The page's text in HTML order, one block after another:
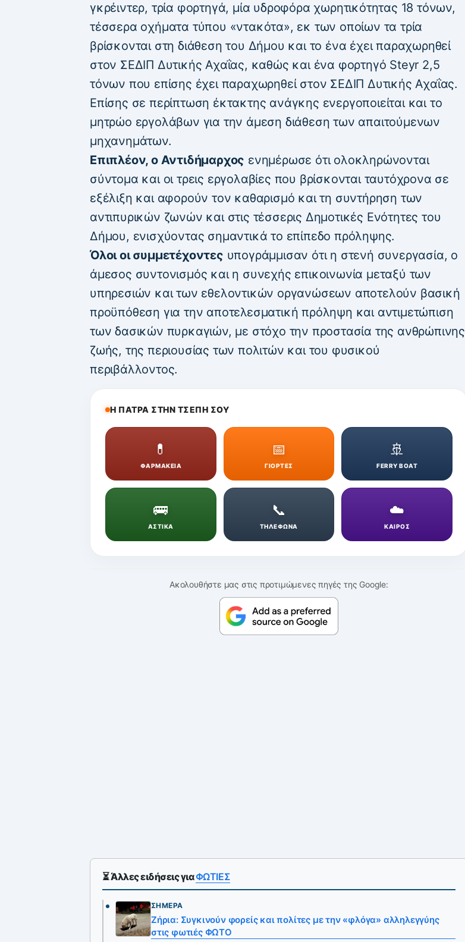
γκρέιντερ, τρία φορτηγά, μία υδροφόρα χωρητικότητας 18 τόνων,
τέσσερα οχήματα τύπου «ντακότα», εκ των οποίων τα τρία
βρίσκονται στη διάθεση του Δήμου και το ένα έχει παραχωρηθεί
στον ΣΕΔΙΠ Δυτικής Αχαΐας, καθώς και ένα φορτηγό Steyr 2,5
τόνων που επίσης έχει παραχωρηθεί στον ΣΕΔΙΠ Δυτικής Αχαΐας.
Επίσης σε περίπτωση έκτακτης ανάγκης ενεργοποιείται και το
μητρώο εργολάβων για την άμεση διάθεση των απαιτούμενων
μηχανημάτων.
Επιπλέον, ο Αντιδήμαρχος ενημέρωσε ότι ολοκληρώνονται
σύντομα και οι τρεις εργολαβίες που βρίσκονται ταυτόχρονα σε
εξέλιξη και αφορούν τον καθαρισμό και τη συντήρηση των
αντιπυρικών ζωνών και στις τέσσερις Δημοτικές Ενότητες του
Δήμου, ενισχύοντας σημαντικά το επίπεδο πρόληψης.
Όλοι οι συμμετέχοντες υπογράμμισαν ότι η στενή συνεργασία, ο
άμεσος συντονισμός και η συνεχής επικοινωνία μεταξύ των
υπηρεσιών και των εθελοντικών οργανώσεων αποτελούν βασική
προϋπόθεση για την αποτελεσματική πρόληψη και αντιμετώπιση
των δασικών πυρκαγιών, με στόχο την προστασία της ανθρώπινης
ζωής, της περιουσίας των πολιτών και του φυσικού
περιβάλλοντος.
Η ΠΑΤΡΑ ΣΤΗΝ ΤΣΕΠΗ ΣΟΥ
💊
ΦΑΡΜΑΚΕΙΑ
📅
ΓΙΟΡΤΕΣ
🚢
FERRY BOAT
🚌
ΑΣΤΙΚΑ
📞
ΤΗΛΕΦΩΝΑ
☁️
ΚΑΙΡΟΣ
Ακολουθήστε μας στις προτιμώμενες πηγές της Google:
⏳ Άλλες ειδήσεις γιαΦΩΤΙΕΣ
ΣΉΜΕΡΑ
Ζήρια: Συγκινούν φορείς και πολίτες με την «φλόγα» αλληλεγγύης
στις φωτιές ΦΩΤΟ